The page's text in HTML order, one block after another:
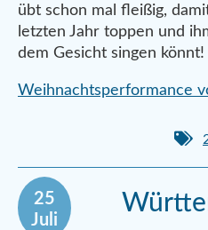
übt schon mal fleißig,
letzten Jahr toppen und
dem Gesicht singen könnt!
Weihnachtsperformance
25
Juli